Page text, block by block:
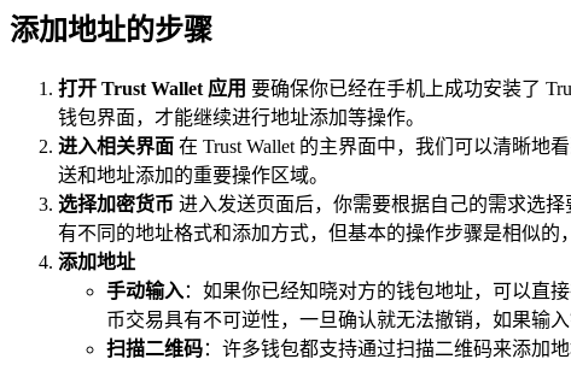
添加地址的步骤
打开 Trust Wallet 应用 要确保你已经在手机上成功安装了
钱包界面，才能继续进行地址添加等操作。
进入相关界面 在 Trust Wallet 的主界面中，我们可以清晰地
送和地址添加的重要操作区域。
选择加密货币 进入发送页面后，你需要根据自己的需求选
有不同的地址格式和添加方式，但基本的操作步骤是相似
添加地址
手动输入：如果你已经知晓对方的钱包地址，可以直
币交易具有不可逆性，一旦确认就无法撤销，如果输
扫描二维码：许多钱包都支持通过扫描二维码来添加